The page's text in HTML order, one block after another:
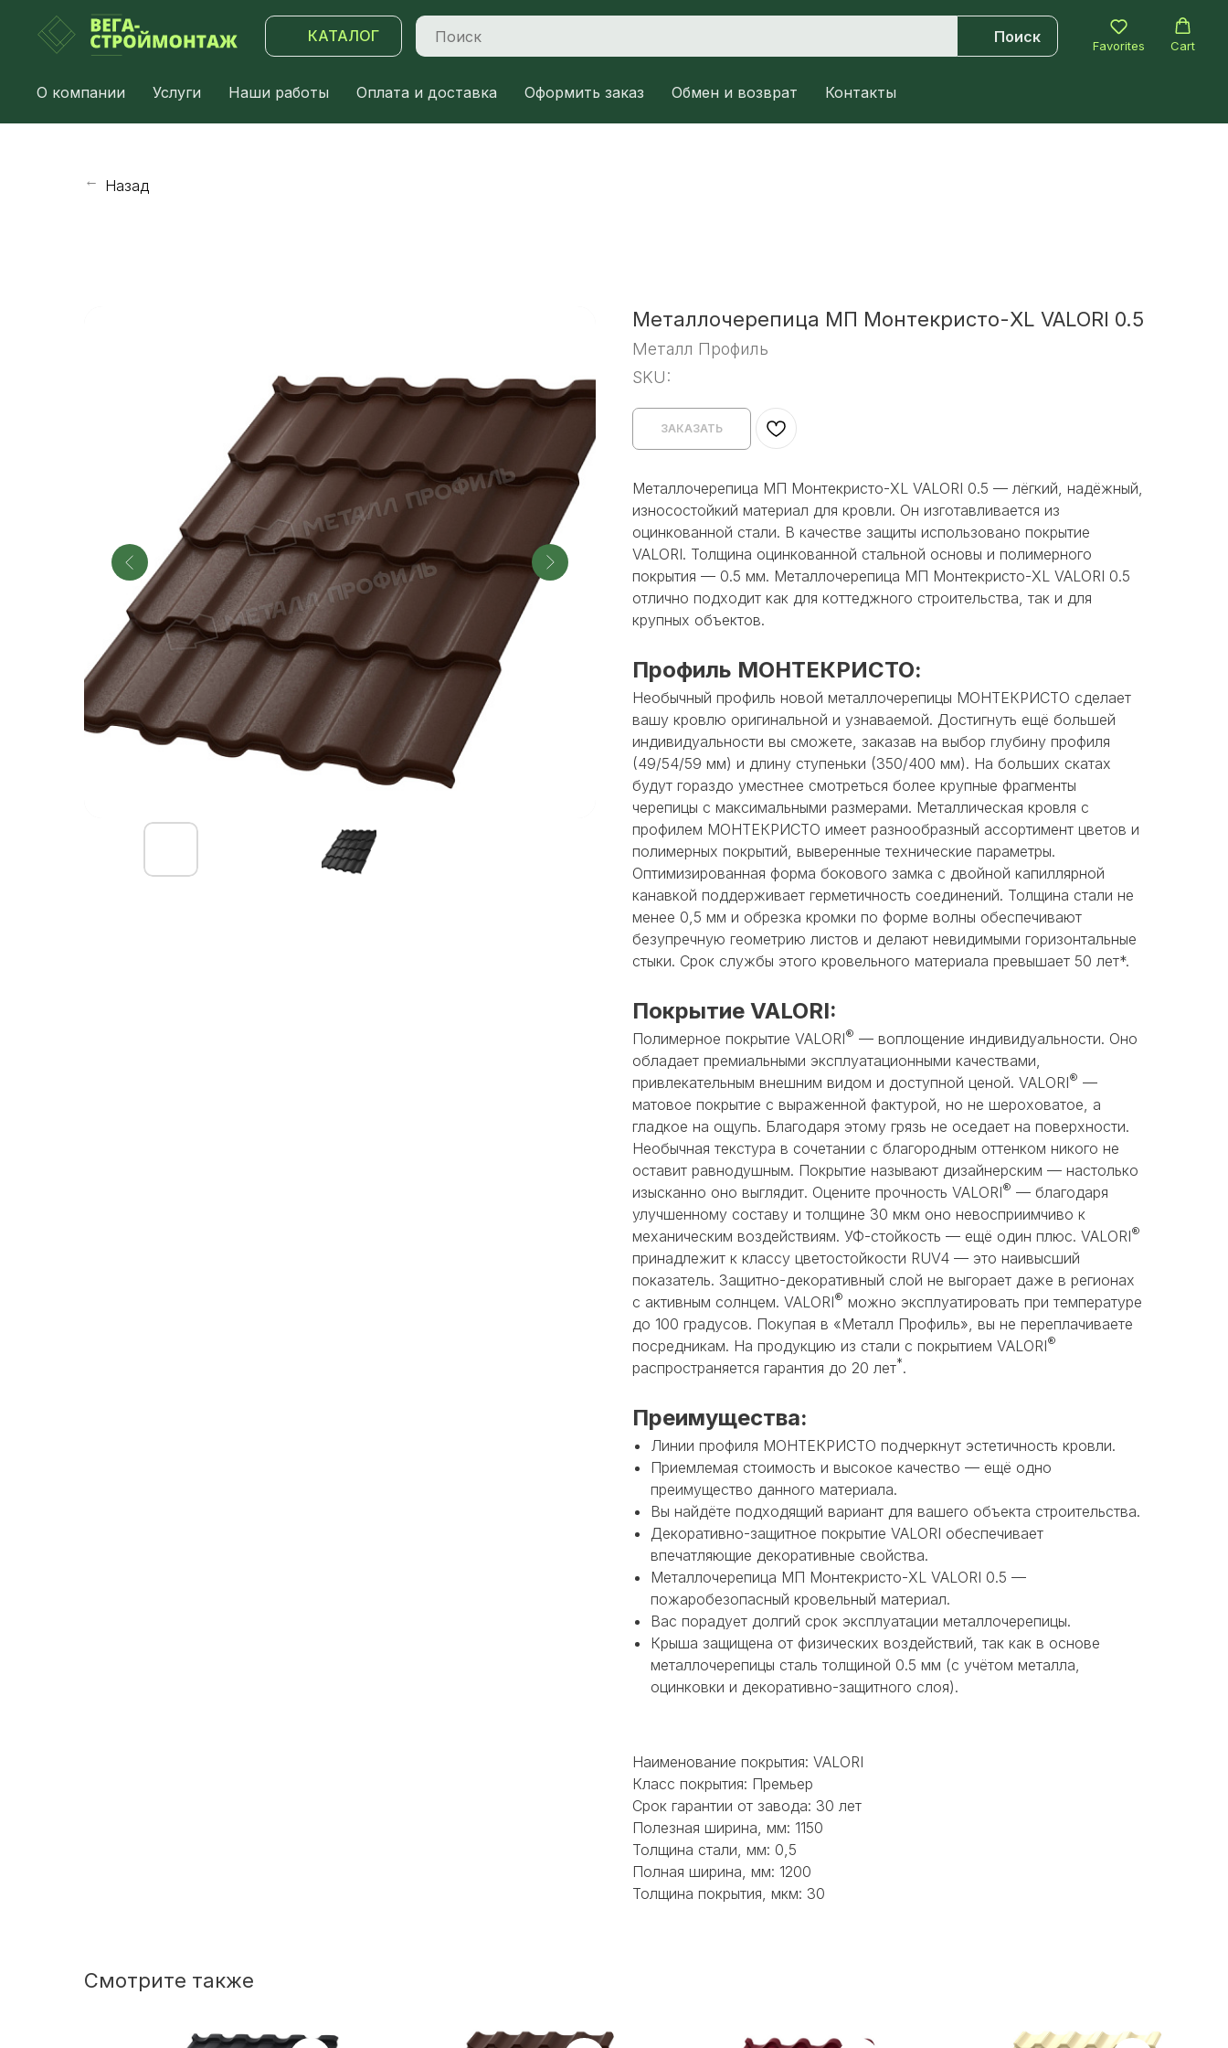
КАТАЛОГ Поиск
Favorites Cart
О компании Услуги Наши работы Оплата и доставка Оформить заказ Обмен и возврат Контакты
→ Назад
Металлочерепица МП Монтекристо-XL VALORI 0.5
Металл Профиль
SKU:
ЗАКАЗАТЬ
Металлочерепица МП Монтекристо-XL VALORI 0.5 — лёгкий, надёжный,
износостойкий материал для кровли. Он изготавливается из
оцинкованной стали. В качестве защиты использовано покрытие
VALORI. Толщина оцинкованной стальной основы и полимерного
покрытия — 0.5 мм. Металлочерепица МП Монтекристо-XL VALORI 0.5
отлично подходит как для коттеджного строительства, так и для
крупных объектов.
Профиль МОНТЕКРИСТО:
Необычный профиль новой металлочерепицы МОНТЕКРИСТО сделает
вашу кровлю оригинальной и узнаваемой. Достигнуть ещё большей
индивидуальности вы сможете, заказав на выбор глубину профиля
(49/54/59 мм) и длину ступеньки (350/400 мм). На больших скатах
будут гораздо уместнее смотреться более крупные фрагменты
черепицы с максимальными размерами. Металлическая кровля с
профилем МОНТЕКРИСТО имеет разнообразный ассортимент цветов и
полимерных покрытий, выверенные технические параметры.
Оптимизированная форма бокового замка с двойной капиллярной
канавкой поддерживает герметичность соединений. Толщина стали не
менее 0,5 мм и обрезка кромки по форме волны обеспечивают
безупречную геометрию листов и делают невидимыми горизонтальные
стыки. Срок службы этого кровельного материала превышает 50 лет*.
Покрытие VALORI:
Полимерное покрытие VALORI® — воплощение индивидуальности. Оно
обладает премиальными эксплуатационными качествами,
привлекательным внешним видом и доступной ценой. VALORI® —
матовое покрытие с выраженной фактурой, но не шероховатое, а
гладкое на ощупь. Благодаря этому грязь не оседает на поверхности.
Необычная текстура в сочетании с благородным оттенком никого не
оставит равнодушным. Покрытие называют дизайнерским — настолько
изысканно оно выглядит. Оцените прочность VALORI® — благодаря
улучшенному составу и толщине 30 мкм оно невосприимчиво к
механическим воздействиям. УФ-стойкость — ещё один плюс. VALORI®
принадлежит к классу цветостойкости RUV4 — это наивысший
показатель. Защитно-декоративный слой не выгорает даже в регионах
с активным солнцем. VALORI® можно эксплуатировать при температуре
до 100 градусов. Покупая в «Металл Профиль», вы не переплачиваете
посредникам. На продукцию из стали с покрытием VALORI®
распространяется гарантия до 20 лет*.
Преимущества:
Линии профиля МОНТЕКРИСТО подчеркнут эстетичность кровли.
Приемлемая стоимость и высокое качество — ещё одно
преимущество данного материала.
Вы найдёте подходящий вариант для вашего объекта строительства.
Декоративно-защитное покрытие VALORI обеспечивает
впечатляющие декоративные свойства.
Металлочерепица МП Монтекристо-XL VALORI 0.5 —
пожаробезопасный кровельный материал.
Вас порадует долгий срок эксплуатации металлочерепицы.
Крыша защищена от физических воздействий, так как в основе
металлочерепицы сталь толщиной 0.5 мм (с учётом металла,
оцинковки и декоративно-защитного слоя).
Наименование покрытия: VALORI
Класс покрытия: Премьер
Срок гарантии от завода: 30 лет
Полезная ширина, мм: 1150
Толщина стали, мм: 0,5
Полная ширина, мм: 1200
Толщина покрытия, мкм: 30
Смотрите также